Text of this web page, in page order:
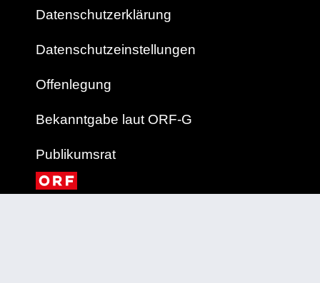
Datenschutzerklärung
Datenschutzeinstellungen
Offenlegung
Bekanntgabe laut ORF-G
Publikumsrat